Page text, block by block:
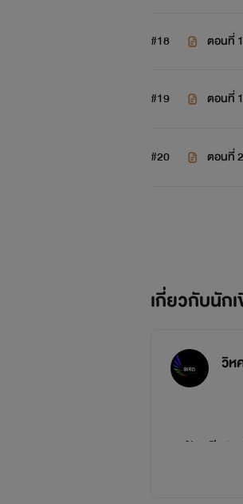
#18 ตอนที่
#19 ตอนที่
#20 ตอนที่
เกี่ยวกับนัก
วิห